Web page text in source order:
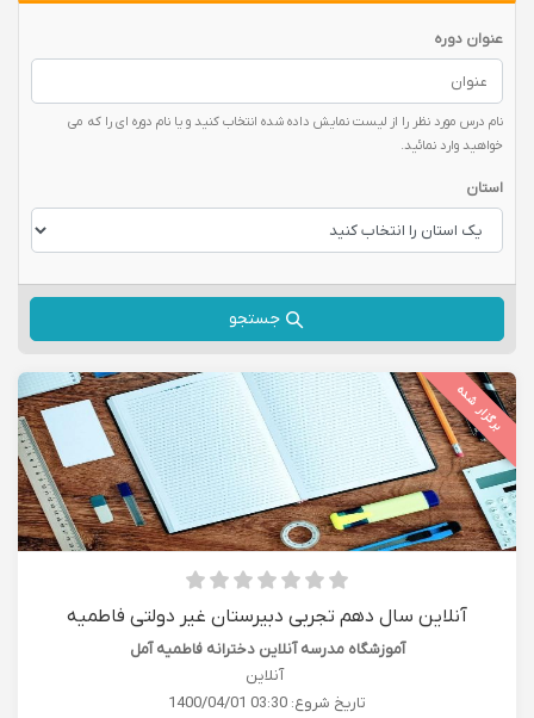
عنوان دوره
نام درس مورد نظر را از لیست نمایش داده شده انتخاب کنید و یا نام دوره ای را که می
خواهید وارد نمائید.
استان
جستجو
برگزار شده
آنلاین سال دهم تجربی دبیرستان غیر دولتی فاطمیه
آموزشگاه مدرسه آنلاین دخترانه فاطمیه آمل
آنلاین
تاریخ شروع: 1400/04/01 03:30